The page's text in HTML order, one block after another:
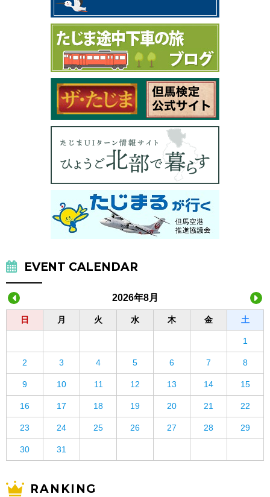
EVENT CALENDAR
2026年8月
日 月 火 水 木 金 土
1
2 3 4 5 6 7 8
9 10 11 12 13 14 15
16 17 18 19 20 21 22
23 24 25 26 27 28 29
30 31
RANKING